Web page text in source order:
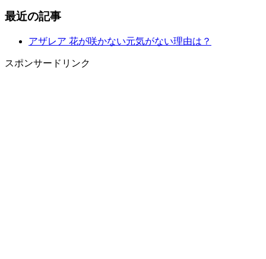
最近の記事
アザレア 花が咲かない元気がない理由は？
スポンサードリンク